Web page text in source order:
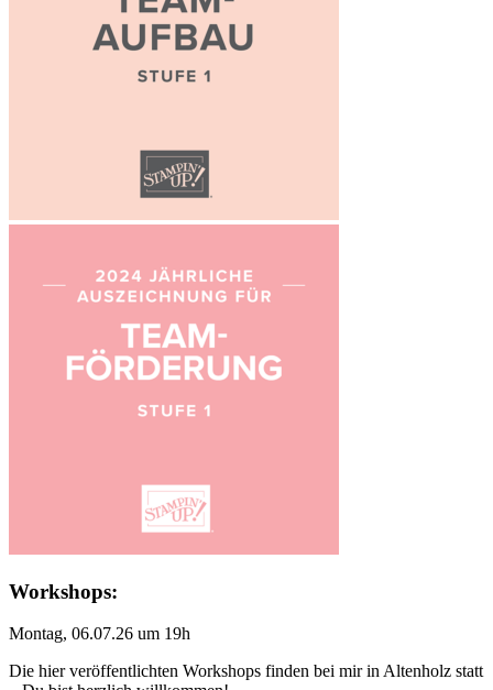
Workshops:
Montag, 06.07.26 um 19h
Die hier veröffentlichten Workshops finden bei mir in Altenholz statt